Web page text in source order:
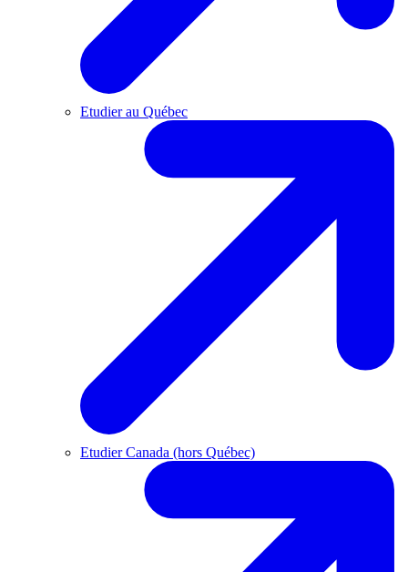
Etudier au Québec
Etudier Canada (hors Québec)